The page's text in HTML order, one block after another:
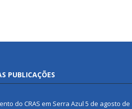
PUBLICAÇÕES
do CRAS em Serra Azul 5 de agosto de